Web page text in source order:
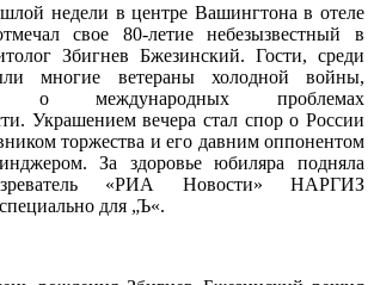
недели в центре Вашингтонав отеле
свое 80-летиенебезызвестныйв
Збигнев Бжезинский. Гости, среди
многие ветераны холодной войны,
о международных проблемах
Украшением вечера стал споро России
торжества и его давним оппонентом
За здоровьеюбиляра подняла
«РИА Новости» НАРГИЗ
для „Ъ«.